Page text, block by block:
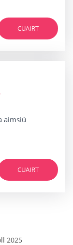
CUAIRT
aimsiú
CUAIRT
2025